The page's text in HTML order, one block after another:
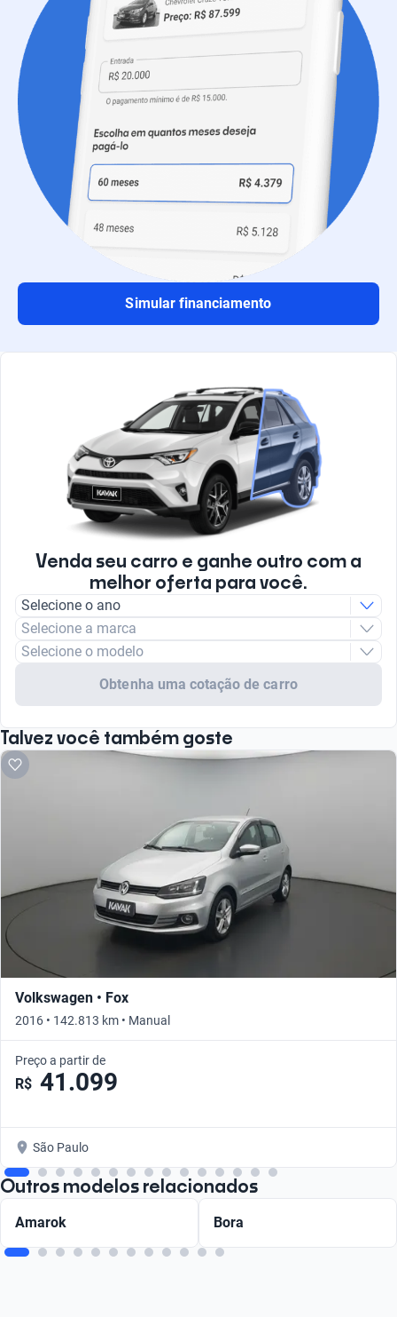
Simular financiamento
Venda seu carro e ganhe outro com a
melhor oferta para você.
Selecione o ano
Selecione a marca
Selecione o modelo
Obtenha uma cotação de carro
Talvez você também goste
Volkswagen • Fox
2016 • 142.813 km • Manual
Preço a partir de
R$ 41.099
São Paulo
Outros modelos relacionados
Amarok Bora